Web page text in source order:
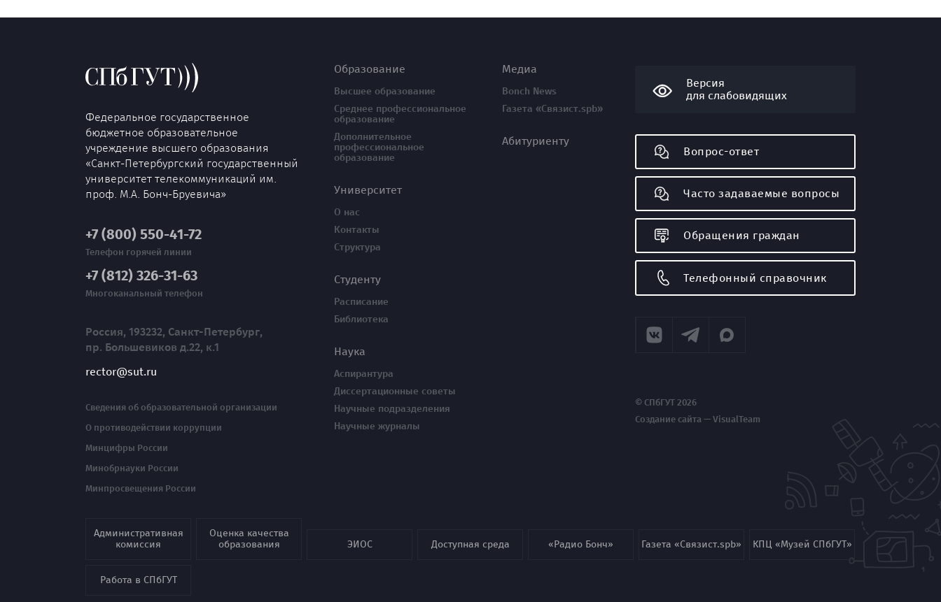
Федеральное государственное
бюджетное образовательное
учреждение высшего образования
«Санкт-Петербургский государственный
университет телекоммуникаций им.
проф. М.А. Бонч-Бруевича»
+7 (800) 550-41-72
Телефон горячей линии
+7 (812) 326-31-63
Многоканальный телефон
Россия, 193232, Санкт-Петербург,
пр. Большевиков д.22, к.1
rector@sut.ru
Сведения об образовательной организации
О противодействии коррупции
Минцифры России
Минобрнауки России
Минпросвещения России
Образование
Высшее образование
Среднее профессиональное
образование
Дополнительное
профессиональное
образование
Университет
О нас
Контакты
Структура
Студенту
Расписание
Библиотека
Наука
Аспирантура
Диссертационные советы
Научные подразделения
Научные журналы
Медиа
Bonch News
Газета «Связист.spb»
Абитуриенту
Версия
для слабовидящих
Вопрос-ответ
Часто задаваемые вопросы
Обращения граждан
Телефонный справочник
© СПбГУТ 2026
Создание сайта — VisualTeam
Административная
комиссия
Оценка качества
образования
ЭИОС Доступная среда «Радио Бонч» Газета «Связист.spb» КПЦ «Музей СПбГУТ»
Работа в СПбГУТ